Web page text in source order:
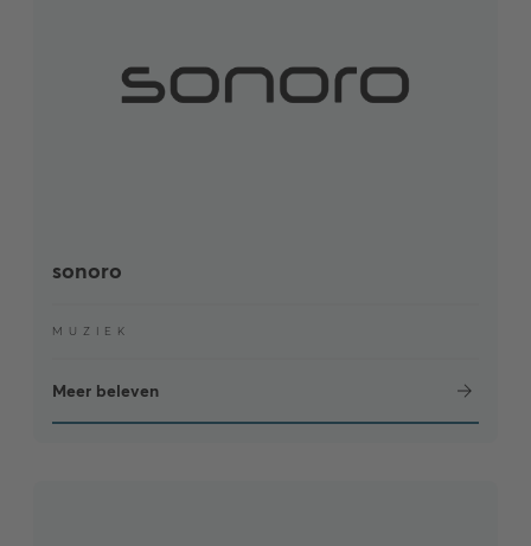
sonoro
MUZIEK
Meer beleven